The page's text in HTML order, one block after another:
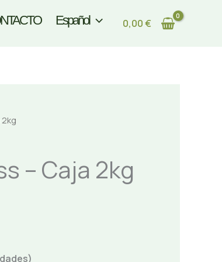
Español 0,00€
– Caja 2kg